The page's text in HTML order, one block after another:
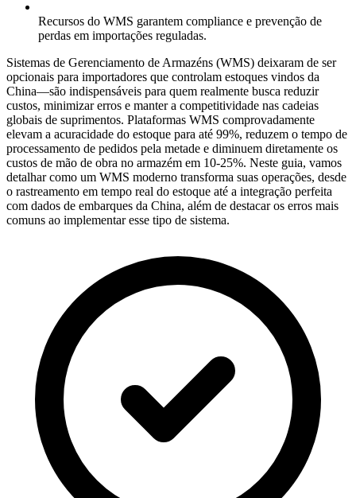
Recursos do WMS garantem compliance e prevenção de
perdas em importações reguladas.
Sistemas de Gerenciamento de Armazéns (WMS) deixaram de ser
opcionais para importadores que controlam estoques vindos da
China—são indispensáveis para quem realmente busca reduzir
custos, minimizar erros e manter a competitividade nas cadeias
globais de suprimentos. Plataformas WMS comprovadamente
elevam a acuracidade do estoque para até 99%, reduzem o tempo de
processamento de pedidos pela metade e diminuem diretamente os
custos de mão de obra no armazém em 10-25%. Neste guia, vamos
detalhar como um WMS moderno transforma suas operações, desde
o rastreamento em tempo real do estoque até a integração perfeita
com dados de embarques da China, além de destacar os erros mais
comuns ao implementar esse tipo de sistema.